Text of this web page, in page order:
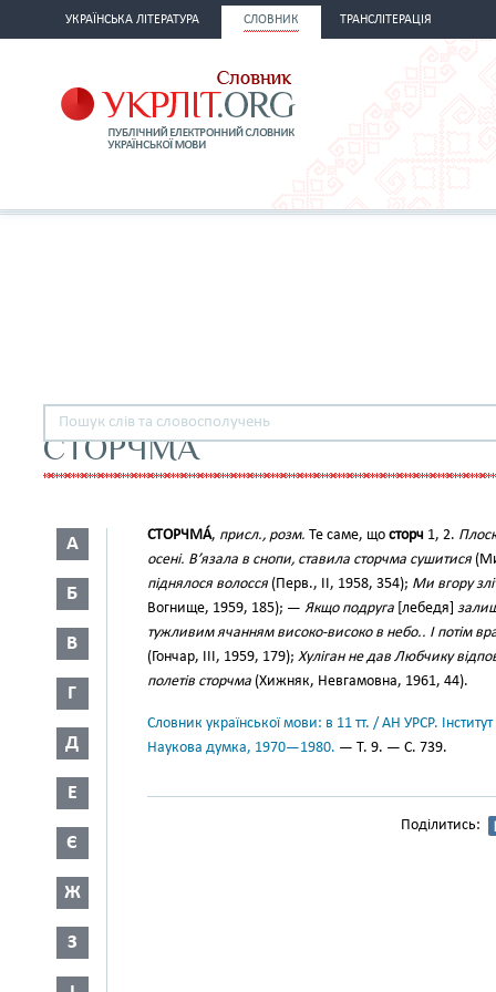
УКРАЇНСЬКА ЛІТЕРАТУРА СЛОВНИК ТРАНСЛІТЕРАЦІЯ
СТОРЧМА
А
Б
В
Г
Д
Е
Є
Ж
З
СТОРЧМА́, присл., розм. Те саме, що сторч 1, 2.
осені. В’язала в снопи, ставила сторчма сушитися
піднялося волосся (Перв., II, 1958, 354); Ми вгору
Вогнище, 1959, 185); — Якщо подруга [лебедя]
тужливим ячанням високо-високо в небо.. І потім
(Гончар, III, 1959, 179); Хуліган не дав Любчику
полетів сторчма (Хижняк, Невгамовна, 1961, 44).
Словник української мови: в 11 тт. / АН УРСР.
Наукова думка, 1970—1980. — Т. 9. — С. 739.
Поділитись: